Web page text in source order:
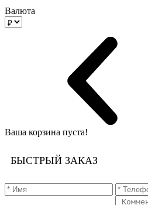
Валюта
Ваша корзина пуста!
БЫСТРЫЙ ЗАКАЗ